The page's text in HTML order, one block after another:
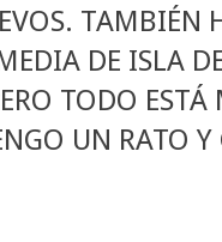
TAMBIÉN
DE ISLA
TODO ESTÁ
UN RATO